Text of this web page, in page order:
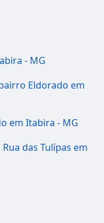
- MG
Eldorado em
em Itabira - MG
das Tulípas em